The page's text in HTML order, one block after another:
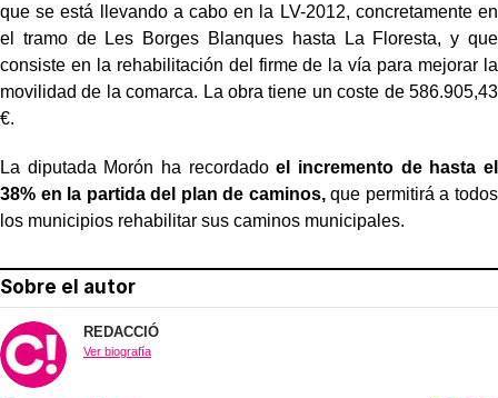
que se está llevando a cabo en la LV-2012, concretamente en
el tramo de Les Borges Blanques hasta La Floresta, y que
consiste en la rehabilitación del firme de la vía para mejorar la
movilidad de la comarca. La obra tiene un coste de 586.905,43
€.
La diputada Morón ha recordadoel incremento de hasta el
38% en la partida del plan de caminos,que permitirá a todos
los municipios rehabilitar sus caminos municipales.
Sobre el autor
REDACCIÓ
Ver biografía